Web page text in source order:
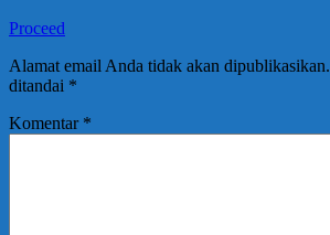
Proceed
Alamat email Anda tidak akan dipublikasikan.
ditandai *
Komentar *